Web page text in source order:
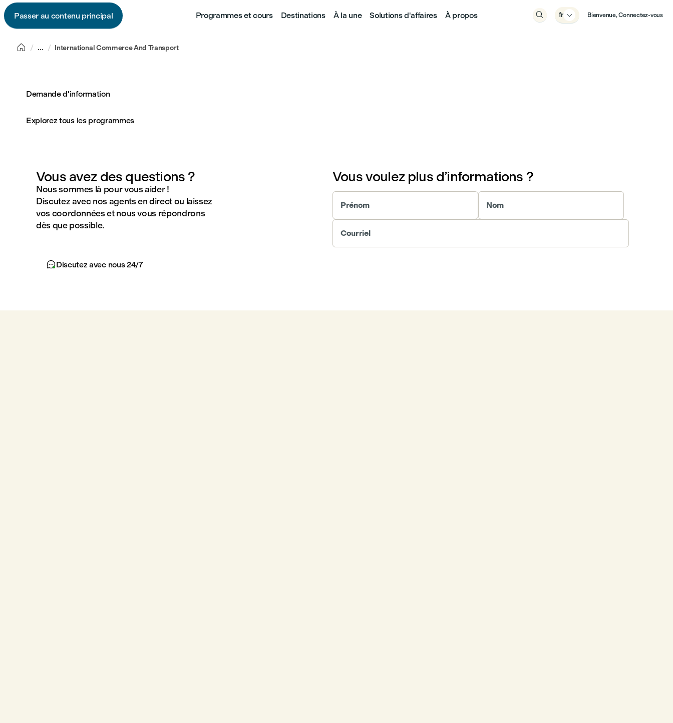
Passer au contenu principal Programmes et cours Destinations À la une Solutions d'affaires À propos  fr  Bienvenue, Connectez-vous
 ... International Commerce And Transport
Demande d'information
Explorez tous les programmes
Vous avez des questions ?
Nous sommes là pour vous aider !
Discutez avec nos agents en direct ou laissez
vos coordonnées et nous vous répondrons
dès que possible.
Discutez avec nous 24/7
Vous voulez plus d’informations ?
Prénom Nom
Courriel